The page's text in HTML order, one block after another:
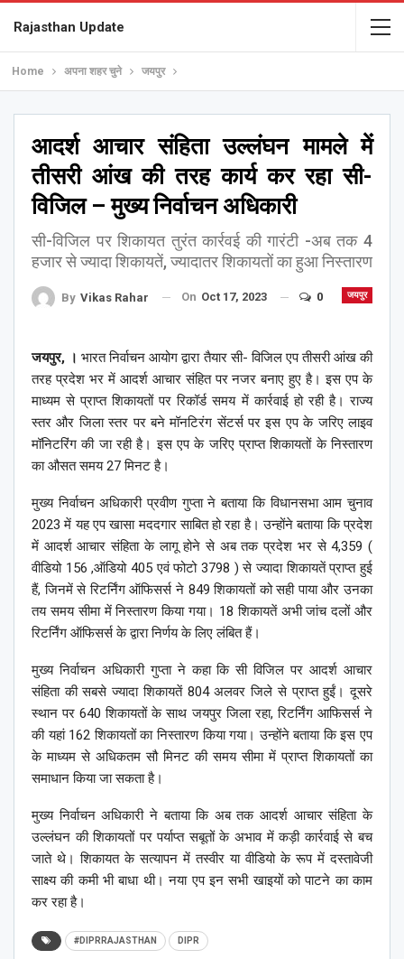
Rajasthan Update
Home अपना शहर चुने जयपुर
आदर्श आचार संहिता उल्लंघन मामले में
तीसरी आंख की तरह कार्य कर रहा सी-
विजिल – मुख्य निर्वाचन अधिकारी
सी-विजिल पर शिकायत तुरंत कार्रवई की गारंटी -अब तक 4
हजार से ज्यादा शिकायतें, ज्यादातर शिकायतों का हुआ निस्तारण
जयपुर
By Vikas Rahar On Oct 17, 2023 0
जयपुर, । भारत निर्वाचन आयोग द्वारा तैयार सी- विजिल एप तीसरी आंख की
तरह प्रदेश भर में आदर्श आचार संहित पर नजर बनाए हुए है। इस एप के
माध्यम से प्राप्त शिकायतों पर रिकॉर्ड समय में कार्रवाई हो रही है। राज्य
स्तर और जिला स्तर पर बने मॉनटिरंग सेंटर्स पर इस एप के जरिए लाइव
मॉनिटरिंग की जा रही है। इस एप के जरिए प्राप्त शिकायतों के निस्तारण
का औसत समय 27 मिनट है।
मुख्य निर्वाचन अधिकारी प्रवीण गुप्ता ने बताया कि विधानसभा आम चुनाव
2023 में यह एप खासा मददगार साबित हो रहा है। उन्होंने बताया कि प्रदेश
में आदर्श आचार संहिता के लागू होने से अब तक प्रदेश भर से 4,359 (
वीडियो 156 ,ऑडियो 405 एवं फोटो 3798 ) से ज्यादा शिकायतें प्राप्त हुई
हैं, जिनमें से रिटर्निंग ऑफिसर्स ने 849 शिकायतों को सही पाया और उनका
तय समय सीमा में निस्तारण किया गया। 18 शिकायतें अभी जांच दलों और
रिटर्निंग ऑफिसर्स के द्वारा निर्णय के लिए लंबित हैं।
मुख्य निर्वाचन अधिकारी गुप्ता ने कहा कि सी विजिल पर आदर्श आचार
संहिता की सबसे ज्यादा शिकायतें 804 अलवर जिले से प्राप्त हुईं। दूसरे
स्थान पर 640 शिकायतों के साथ जयपुर जिला रहा, रिटर्निंग आफिसर्स ने
की यहां 162 शिकायतों का निस्तारण किया गया। उन्होंने बताया कि इस एप
के माध्यम से अधिकतम सौ मिनट की समय सीमा में प्राप्त शिकायतों का
समाधान किया जा सकता है।
मुख्य निर्वाचन अधिकारी ने बताया कि अब तक आदर्श आचार संहिता के
उल्लंघन की शिकायतों पर पर्याप्त सबूतों के अभाव में कड़ी कार्रवाई से बच
जाते थे। शिकायत के सत्यापन में तस्वीर या वीडियो के रूप में दस्तावेजी
साक्ष्य की कमी भी बाधा थी। नया एप इन सभी खाइयों को पाटने का काम
कर रहा है।
#DIPRRAJASTHAN DIPR